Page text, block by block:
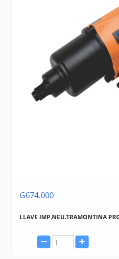
G674.000
LLAVE IMP.NEU.TRAMONTINA